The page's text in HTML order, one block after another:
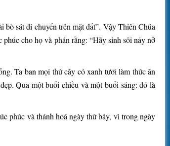
sát di chuyển trên mặt đất”. Vậy Thiên Chúa
cho họ và phán rằng: “Hãy sinh sôi nảy nở
Ta ban mọi thứ cây cỏ xanh tươi làm thức ăn
Qua một buổi chiều và một buổi sáng: đó là
phúc và thánh hoá ngày thứ bảy, vì trong ngày